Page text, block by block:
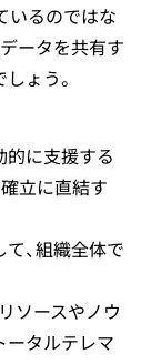
いるのではな
ータを共有す
ょう。
的に支援する
立に直結す
、組織全体で
ソースやノウ
ータルテレマ